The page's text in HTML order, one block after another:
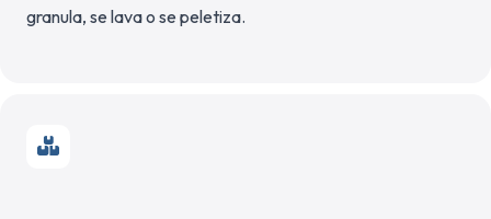
granula, se lava o se peletiza.